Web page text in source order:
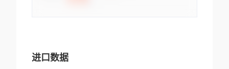
进口数据